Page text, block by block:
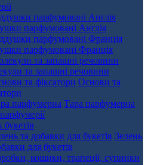
парфумовані Англія
парфумовані Франція
та запашні речовини
Основи та
Тара парфумерна
Зелень
для букетів